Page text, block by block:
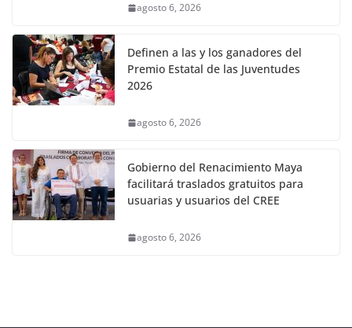
agosto 6, 2026
Definen a las y los ganadores del
Premio Estatal de las Juventudes
2026
agosto 6, 2026
Gobierno del Renacimiento Maya
facilitará traslados gratuitos para
usuarias y usuarios del CREE
agosto 6, 2026